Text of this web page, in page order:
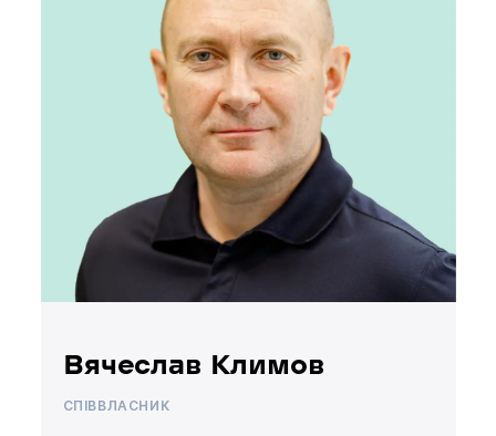
Вячеслав Климов
СПІВВЛАСНИК